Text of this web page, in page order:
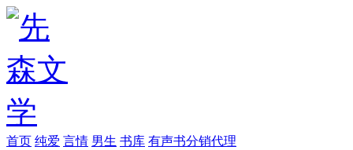
首页 纯爱 言情 男生 书库 有声书分销代理